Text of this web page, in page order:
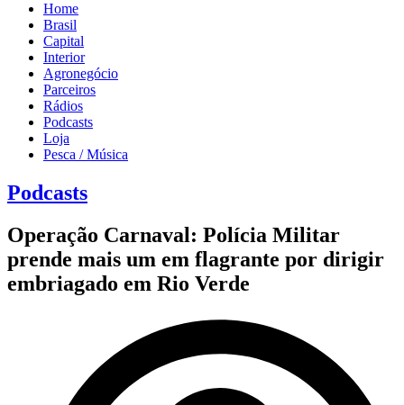
Home
Brasil
Capital
Interior
Agronegócio
Parceiros
Rádios
Podcasts
Loja
Pesca / Música
Podcasts
Operação Carnaval: Polícia Militar
prende mais um em flagrante por dirigir
embriagado em Rio Verde